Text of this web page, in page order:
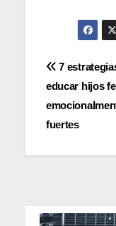
de
7
educar hijos
fuertes